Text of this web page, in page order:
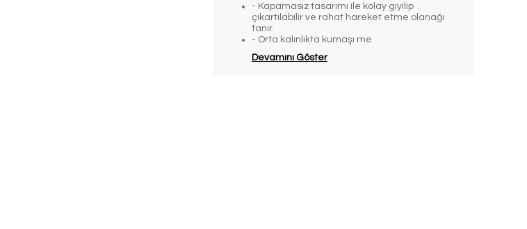
- Kapamasız tasarımı ile kolay giyilip
çıkartılabilir ve rahat hareket etme olanağı
tanır.
- Orta kalınlıkta kumaşı me
Devamını Göster